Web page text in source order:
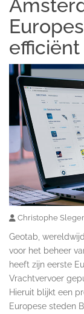
Christophe
Geotab,
voor het beheer
heeft zijn eerste
Vrachtvervoer
Hieruit blijkt een
Europese steden